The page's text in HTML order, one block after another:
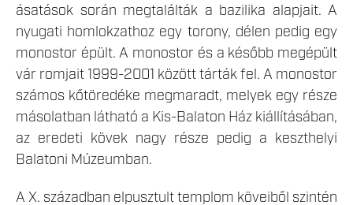
ásatások során megtalálták a bazilika alapjait. A
nyugati homlokzathoz egy torony, délen pedig egy
monostor épült. A monostor és a később megépült
vár romjait 1999-2001 között tárták fel. A monostor
számos kőtöredéke megmaradt, melyek egy része
másolatban látható a Kis-Balaton Ház kiállításában,
az eredeti kövek nagy része pedig a keszthelyi
Balatoni Múzeumban.
A X. században elpusztult templom köveiből szintén